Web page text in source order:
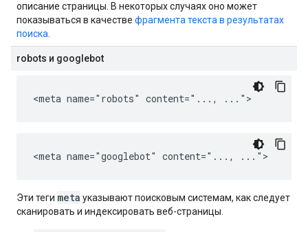
описание страницы. В некоторых случаях оно может
показываться в качестве фрагмента текста в результатах
поиска
robots и googlebot
<meta name="robots" content="..., ...">
<meta name="googlebot" content="..., ...">
Эти теги meta указывают поисковым системам, как следует
сканировать и индексировать веб-страницы.